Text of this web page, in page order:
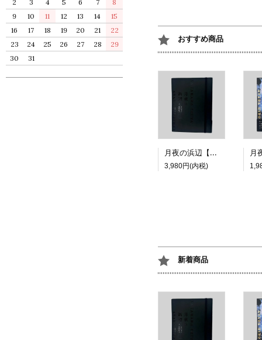
おすすめ商品
月夜の浜辺【特装版】
3,980円(内税)
新着商品
2
3 4 5 6 7
8
9
10 11 12 13 14
15
16
17 18 19 20 21
22
23
24 25 26 27 28
29
30
31